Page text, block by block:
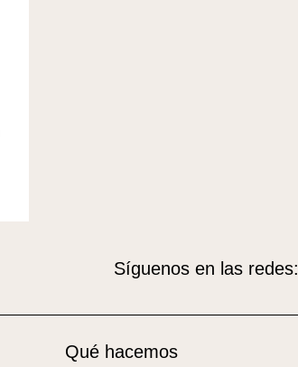
Síguenos en las redes:
Qué hacemos